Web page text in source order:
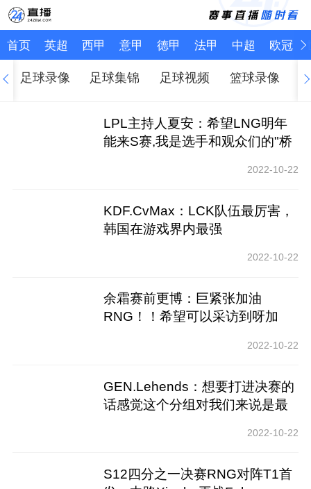
首页 英超 西甲 意甲 德甲 法甲 中超 欧冠
足球录像 足球集锦 足球视频 篮球录像
LPL主持人夏安：希望LNG明年
能来S赛,我是选手和观众们的"桥
2022-10-22
KDF.CvMax：LCK队伍最厉害，
韩国在游戏界内最强
2022-10-22
余霜赛前更博：巨紧张加油
RNG！！希望可以采访到呀加
2022-10-22
GEN.Lehends：想要打进决赛的
话感觉这个分组对我们来说是最
2022-10-22
S12四分之一决赛RNG对阵T1首